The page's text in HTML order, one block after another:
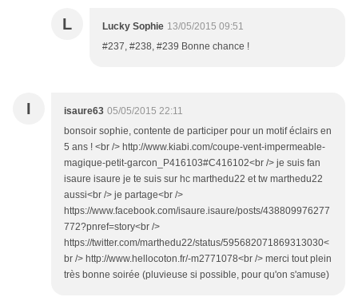
L Lucky Sophie 13/05/2015 09:51
#237, #238, #239 Bonne chance !
I isaure63 05/05/2015 22:11
bonsoir sophie, contente de participer pour un motif éclairs en
5 ans ! <br /> http://www.kiabi.com/coupe-vent-impermeable-
magique-petit-garcon_P416103#C416102<br /> je suis fan
isaure isaure je te suis sur hc marthedu22 et tw marthedu22
aussi<br /> je partage<br />
https://www.facebook.com/isaure.isaure/posts/438809976277
772?pnref=story<br />
https://twitter.com/marthedu22/status/595682071869313030<
br /> http://www.hellocoton.fr/-m2771078<br /> merci tout plein
très bonne soirée (pluvieuse si possible, pour qu'on s'amuse)